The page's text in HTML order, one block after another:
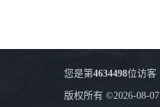
您是第4634498位访客
版权所有 ©2026-08-07